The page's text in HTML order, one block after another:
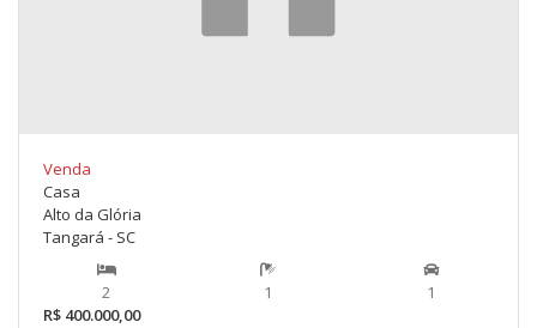
Venda
Casa
Alto da Glória
Tangará - SC
2 1
1
R$ 400.000,00